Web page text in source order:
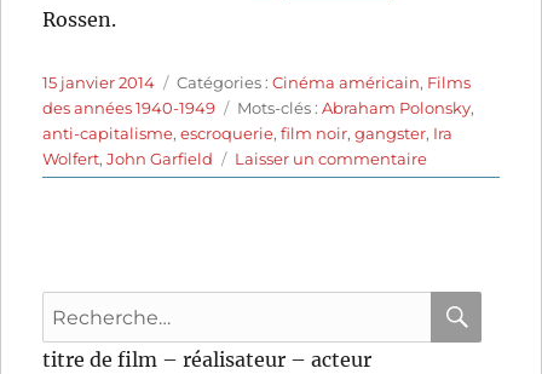
Rossen.
Publié
le
15 janvier 2014 Catégories
Catégories :Cinéma américain, Films
des années 1940-1949
Étiquettes
Mots-clés :Abraham Polonsky,
anti-capitalisme,escroquerie,film noir,gangster, Ira
Wolfert,John Garfield Laisser un commentairesur
L’Enfer
de
Recherche
pour
titre de film – réalisateur – acteur